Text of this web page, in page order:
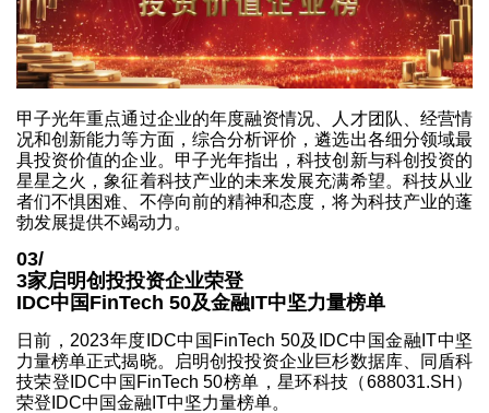
甲子光年重点通过企业的年度融资情况、人才团队、经营情
况和创新能力等方面，综合分析评价，遴选出各细分领域最
具投资价值的企业。甲子光年指出，科技创新与科创投资的
星星之火，象征着科技产业的未来发展充满希望。科技从业
者们不惧困难、不停向前的精神和态度，将为科技产业的蓬
勃发展提供不竭动力。
03/
3家启明创投投资企业荣登
IDC中国FinTech 50及金融IT中坚力量榜单
日前，2023年度IDC中国FinTech 50及IDC中国金融IT中坚
力量榜单正式揭晓。启明创投投资企业巨杉数据库、同盾科
技荣登IDC中国FinTech 50榜单，星环科技（688031.SH）
荣登IDC中国金融IT中坚力量榜单。